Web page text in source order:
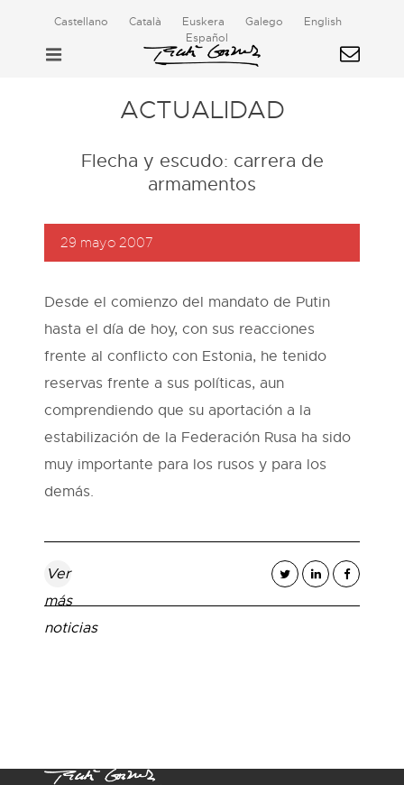
Castellano Català Euskera Galego
English
Español
ACTUALIDAD
Flecha y escudo: carrera de
armamentos
29 mayo 2007
Desde el comienzo del mandato de Putin
hasta el día de hoy, con sus reacciones
frente al conflicto con Estonia, he tenido
reservas frente a sus políticas, aun
comprendiendo que su aportación a la
estabilización de la Federación Rusa ha sido
muy importante para los rusos y para los
demás.
Ver
más
noticias